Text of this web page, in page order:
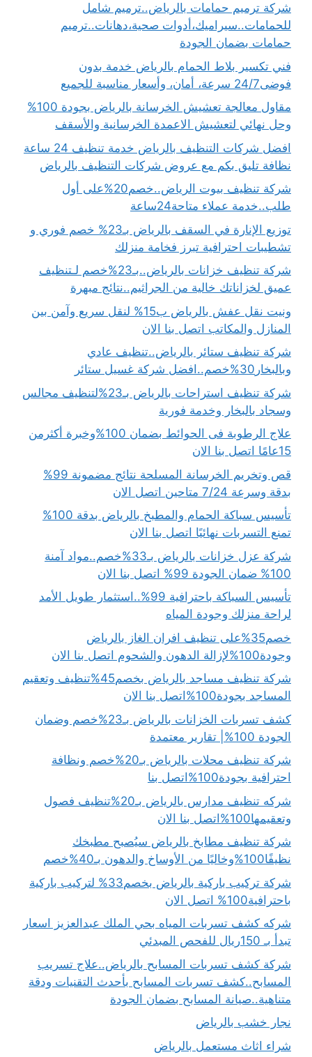
شركة ترميم حمامات بالرياض..ترميم شامل
للحمامات..سيراميك،أدوات صحية،دهانات..ترميم
حمامات بضمان الجودة
فني تكسير بلاط الحمام بالرياض خدمة بدون
فوضى24/7 سرعة، أمان، وأسعار مناسبة للجميع
مقاول معالجة تعشيش الخرسانة بالرياض بجودة 100%
وحل نهائي لتعشيش الاعمدة الخرسانية والأسقف
افضل شركات التنظيف بالرياض خدمة تنظيف 24 ساعة
نظافة تليق بكم مع عروض شركات التنظيف بالرياض
شركة تنظيف بيوت الرياض..خصم20%على أول
طلب..خدمة عملاء متاحة24ساعة
توزيع الإنارة في السقف بالرياض بـ23% خصم فوري و
تشطيبات احترافية تبرز فخامة منزلك
شركة تنظيف خزانات بالرياض..بـ23%خصم لـتنظيف
عميق لخزاناتك خالية من الجراثيم..نتائج مبهرة
ونيت نقل عفش بالرياض ب15% لنقل سريع وآمن بين
المنازل والمكاتب اتصل بنا الان
شركة تنظيف ستائر بالرياض..تنظيف عادي
وبالبخار30%خصم..افضل شركة غسيل ستائر
شركة تنظيف استراحات بالرياض بـ23%لتنظيف مجالس
وسجاد بالبخار وخدمة فورية
علاج الرطوبة فى الحوائط بضمان 100%وخبرة أكثرمن
15عامًا اتصل بنا الان
قص وتخريم الخرسانة المسلحة نتائج مضمونة 99%
بدقة وسرعة 7/24 متاحين اتصل الان
تأسيس سباكة الحمام والمطبخ بالرياض بدقة 100%
تمنع التسربات نهائيًا اتصل بنا الان
شركة عزل خزانات بالرياض بـ33%خصم..مواد آمنة
100% ضمان الجودة 99% اتصل بنا الان
تأسيس السباكة باحترافية 99%..استثمار طويل الأمد
لراحة منزلك وجودة المياه
خصم35%على تنظيف افران الغاز بالرياض
وجودة100%لإزالة الدهون والشحوم اتصل بنا الان
شركة تنظيف مساجد بالرياض بخصم45%تنظيف وتعقيم
المساجد بجودة100%اتصل بنا الان
كشف تسربات الخزانات بالرياض بـ23%خصم وضمان
الجودة 100%| تقارير معتمدة
شركة تنظيف محلات بالرياض بـ20%خصم ونظافة
احترافية بجودة100%اتصل بنا
شركه تنظيف مدارس بالرياض بـ20%تنظيف فصول
وتعقيمها100%اتصل بنا الان
شركة تنظيف مطابخ بالرياض سيُصبح مطبخك
نظيفًا100%وخاليًا من الأوساخ والدهون بـ40%خصم
شركة تركيب باركية بالرياض بخصم33% لتركيب باركية
باحترافية100% اتصل الان
شركه كشف تسربات المياه بحي الملك عبدالعزيز اسعار
تبدأ بـ 150ريال للفحص المبدئي
شركة كشف تسربات المسابح بالرياض..علاج تسريب
المسابح..كشف تسربات المسابح بأحدث التقنيات ودقة
متناهية..صيانة المسابح بضمان الجودة
نجار خشب بالرياض
شراء اثاث مستعمل بالرياض